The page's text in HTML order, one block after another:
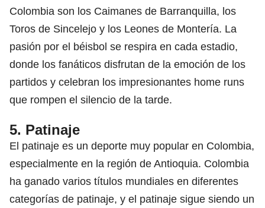
Colombia son los Caimanes de Barranquilla, los
Toros de Sincelejo y los Leones de Montería. La
pasión por el béisbol se respira en cada estadio,
donde los fanáticos disfrutan de la emoción de los
partidos y celebran los impresionantes home runs
que rompen el silencio de la tarde.
5. Patinaje
El patinaje es un deporte muy popular en Colombia,
especialmente en la región de Antioquia. Colombia
ha ganado varios títulos mundiales en diferentes
categorías de patinaje, y el patinaje sigue siendo un